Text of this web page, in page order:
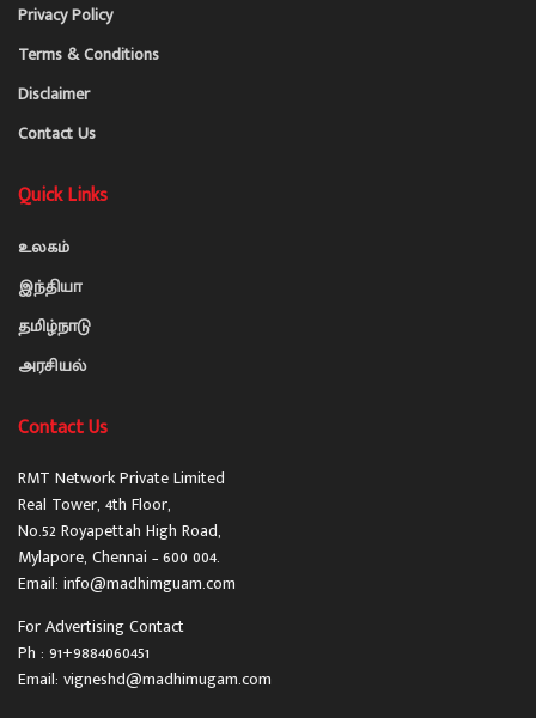
Privacy Policy
Terms & Conditions
Disclaimer
Contact Us
Quick Links
உலகம்
இந்தியா
தமிழ்நாடு
அரசியல்
Contact Us
RMT Network Private Limited
Real Tower, 4th Floor,
No.52 Royapettah High Road,
Mylapore, Chennai – 600 004.
Email: info@madhimguam.com
For Advertising Contact
Ph : 91+9884060451
Email: vigneshd@madhimugam.com